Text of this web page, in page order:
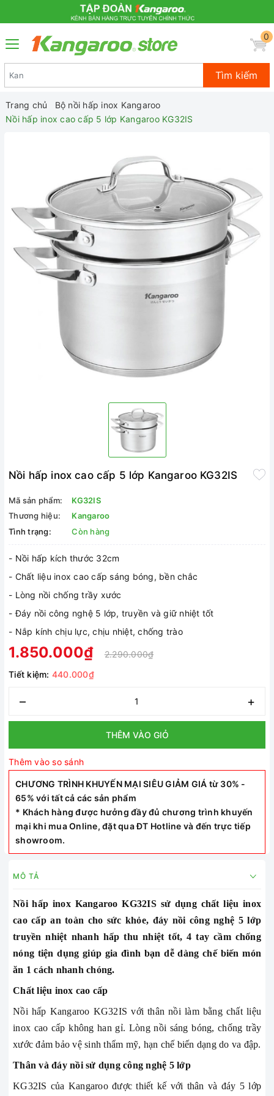
0
Tìm kiếm
Trang chủ
Bộ nồi hấp inox Kangaroo
Nồi hấp inox cao cấp 5 lớp Kangaroo KG32IS
Nồi hấp inox cao cấp 5 lớp Kangaroo KG32IS
Mã sản phẩm:
KG32IS
Thương hiệu:
Kangaroo
Tình trạng:
Còn hàng
- Nồi hấp kích thước 32cm
- Chất liệu inox cao cấp sáng bóng, bền chắc
- Lòng nồi chống trầy xước
- Đáy nồi công nghệ 5 lớp, truyền và giữ nhiệt tốt
- Nắp kính chịu lực, chịu nhiệt, chống trào
1.850.000₫
2.290.000₫
Tiết kiệm: 440.000₫
– +
THÊM VÀO GIỎ
Thêm vào so sánh
CHƯƠNG TRÌNH KHUYẾN MẠI SIÊU GIẢM GIÁ từ 30% -
65% với tất cả các sản phẩm
* Khách hàng được hưởng đầy đủ chương trình khuyến
mại khi mua Online, đặt qua ĐT Hotline và đến trực tiếp
showroom.
MÔ TẢ
Nồi hấp inox Kangaroo KG32IS sử dụng chất liệu inox
cao cấp an toàn cho sức khỏe, đáy nồi công nghệ 5 lớp
truyền nhiệt nhanh hấp thu nhiệt tốt, 4 tay cầm chống
nóng tiện dụng giúp gia đình bạn dễ dàng chế biến món
ăn 1 cách nhanh chóng.
Chất liệu inox cao cấp
Nồi hấp Kangaroo KG32IS với thân nồi làm bằng chất liệu
inox cao cấp không han gỉ. Lòng nồi sáng bóng, chống trầy
xước đảm bảo vệ sinh thẩm mỹ, hạn chế biến dạng do va đập.
Thân và đáy nồi sử dụng công nghệ 5 lớp
KG32IS của Kangaroo được thiết kế với thân và đáy 5 lớp